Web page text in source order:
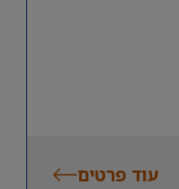
עוד פרטים